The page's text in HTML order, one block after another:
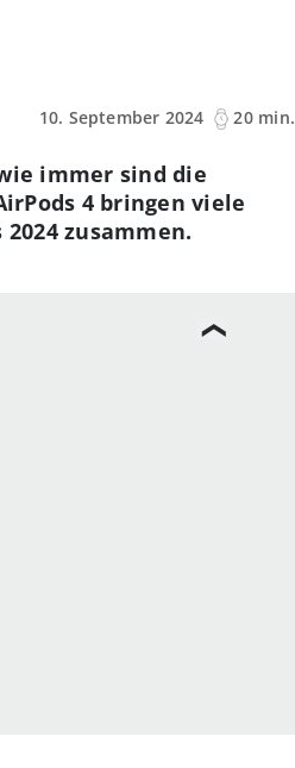
10. September 2024
20 min.
immer sind die
4 bringen viele
zusammen.